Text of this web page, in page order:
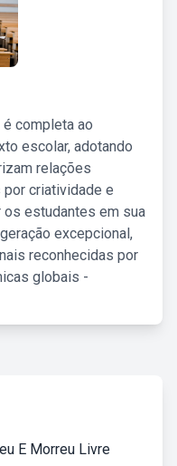
é completa ao
escolar, adotando
relações
criatividade e
os estudantes em sua
excepcional,
reconhecidas por
globais -
E Morreu Livre